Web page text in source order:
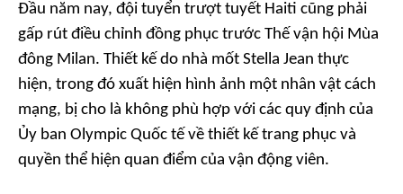
Đầu năm nay, đội tuyển trượt tuyết Haiti cũng phải
gấp rút điều chỉnh đồng phục trước Thế vận hội Mùa
đông Milan. Thiết kế do nhà mốt Stella Jean thực
hiện, trong đó xuất hiện hình ảnh một nhân vật cách
mạng, bị cho là không phù hợp với các quy định của
Ủy ban Olympic Quốc tế về thiết kế trang phục và
quyền thể hiện quan điểm của vận động viên.